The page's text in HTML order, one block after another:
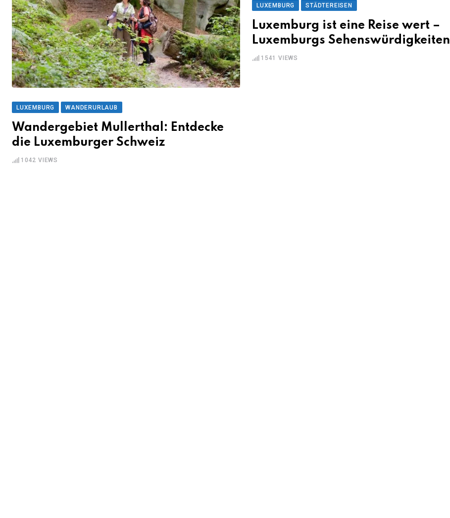
LUXEMBURG WANDERURLAUB
Wandergebiet Mullerthal: Entdecke
die Luxemburger Schweiz
1042 VIEWS
LUXEMBURG STÄDTEREISEN
Luxemburg ist eine Reise wert –
Luxemburgs Sehenswürdigkeiten
1541 VIEWS